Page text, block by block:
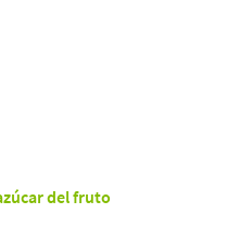
del fruto